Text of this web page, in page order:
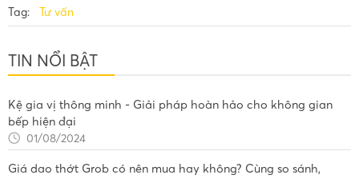
Tag: Tư vấn
TIN NỔI BẬT
Kệ gia vị thông minh - Giải pháp hoàn hảo cho không gian
bếp hiện đại
01/08/2024
Giá dao thớt Grob có nên mua hay không? Cùng so sánh,